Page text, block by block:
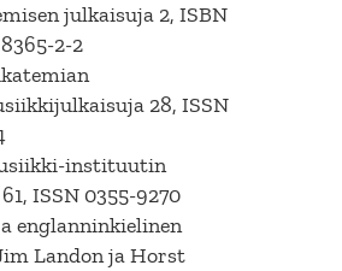
julkaisuja 2, ISBN
2-2
28, ISSN
instituutin
ISSN 0355-9270
englanninkielinen
Landon ja Horst